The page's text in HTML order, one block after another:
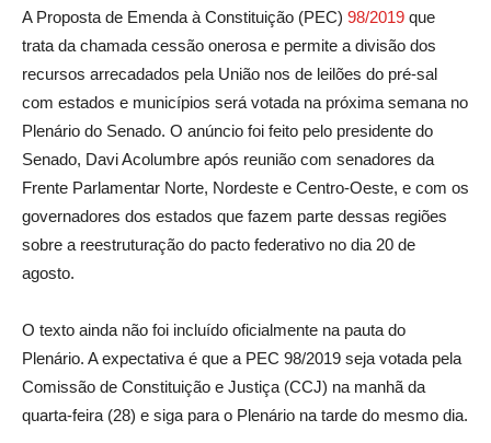
A Proposta de Emenda à Constituição (PEC) 98/2019 que
trata da chamada cessão onerosa e permite a divisão dos
recursos arrecadados pela União nos de leilões do pré-sal
com estados e municípios será votada na próxima semana no
Plenário do Senado. O anúncio foi feito pelo presidente do
Senado, Davi Acolumbre após reunião com senadores da
Frente Parlamentar Norte, Nordeste e Centro-Oeste, e com os
governadores dos estados que fazem parte dessas regiões
sobre a reestruturação do pacto federativo no dia 20 de
agosto.
O texto ainda não foi incluído oficialmente na pauta do
Plenário. A expectativa é que a PEC 98/2019 seja votada pela
Comissão de Constituição e Justiça (CCJ) na manhã da
quarta-feira (28) e siga para o Plenário na tarde do mesmo dia.